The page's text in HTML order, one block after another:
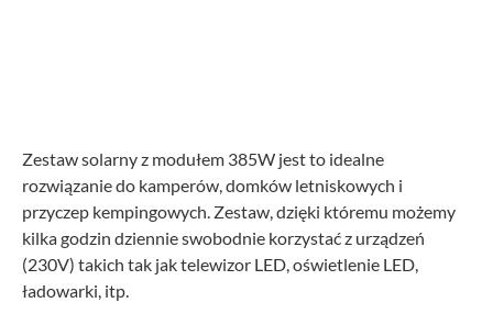
Zestaw solarny z modułem 385W jest to idealne
rozwiązanie do kamperów, domków letniskowych i
przyczep kempingowych. Zestaw, dzięki któremu możemy
kilka godzin dziennie swobodnie korzystać z urządzeń
(230V) takich tak jak telewizor LED, oświetlenie LED,
ładowarki, itp.